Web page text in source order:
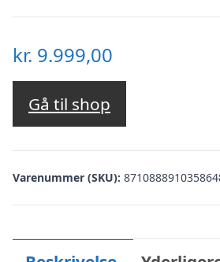
kr. 9.999,00
Gå til shop
Varenummer (SKU):